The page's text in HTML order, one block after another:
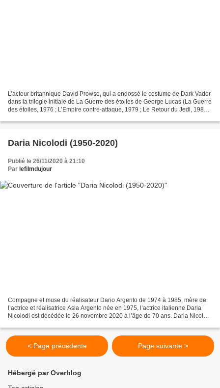
L’acteur britannique David Prowse, qui a endossé le costume de Dark Vador
dans la trilogie initiale de La Guerre des étoiles de George Lucas (La Guerre
des étoiles, 1976 ; L’Empire contre-attaque, 1979 ; Le Retour du Jedi, 1983),
Daria Nicolodi (1950-2020)
Publié le 26/11/2020 à 21:10
Par lefilmdujour
Compagne et muse du réalisateur Dario Argento de 1974 à 1985, mère de
l’actrice et réalisatrice Asia Argento née en 1975, l’actrice italienne Daria
Nicolodi est décédée le 26 novembre 2020 à l’âge de 70 ans. Daria Nicolodi
< Page précédente Page suivante >
Hébergé par Overblog